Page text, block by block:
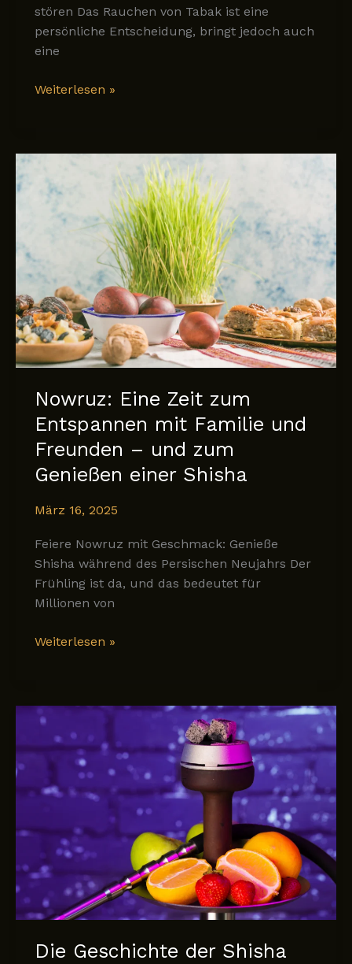
stören Das Rauchen von Tabak ist eine
persönliche Entscheidung, bringt jedoch auch
eine
Die
Weiterlesen »
Nowruz: Eine Zeit zum
Entspannen mit Familie und
Freunden – und zum
Genießen einer Shisha
März 16, 2025
Feiere Nowruz mit Geschmack: Genieße
Shisha während des Persischen Neujahrs Der
Frühling ist da, und das bedeutet für
Millionen von
Nowruz:
Entspannen
Familie
Freunden
und
zum
Genießen
einer
Shisha
Weiterlesen »
Die Geschichte der Shisha